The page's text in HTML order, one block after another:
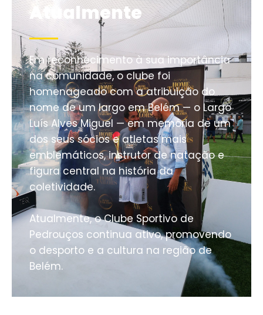
Atualmente
Em reconhecimento à sua importância
na comunidade, o clube foi
homenageado com a atribuição do
nome de um largo em Belém — o Largo
Luís Alves Miguel — em memória de um
dos seus sócios e atletas mais
emblemáticos, instrutor de natação e
figura central na história da
coletividade.
Atualmente, o Clube Sportivo de
Pedrouços continua ativo, promovendo
o desporto e a cultura na região de
Belém.